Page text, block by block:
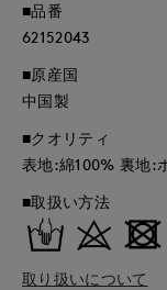
■品番
62152043
■原産国
中国製
■クオリティ
表地:綿100% 裏地:
■取扱い方法
取り扱いについて